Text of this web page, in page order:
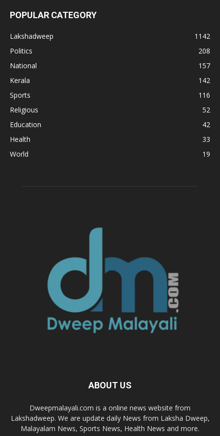
POPULAR CATEGORY
Lakshadweep
1142
Politics
208
National
157
Kerala
142
Sports
116
Religious
52
Education
42
Health
33
World
19
ABOUT US
Dweepmalayali.com is a online news website from
Lakshadweep. We are update daily News from Laksha Dweep,
Malayalam News, Sports News, Health News and more.